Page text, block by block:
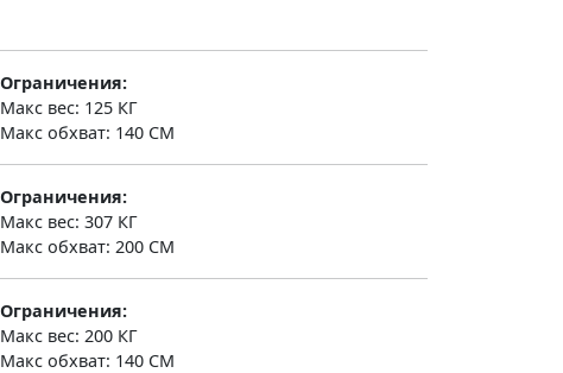
Ограничения:
Макс вес: 125 КГ
Макс обхват: 140 СМ
Ограничения:
Макс вес: 307 КГ
Макс обхват: 200 СМ
Ограничения:
Макс вес: 200 КГ
Макс обхват: 140 СМ